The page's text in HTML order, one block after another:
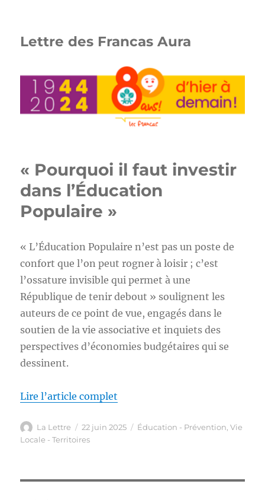
Lettre des Francas Aura
« Pourquoi il faut investir
dans l’Éducation
Populaire »
« L’Éducation Populaire n’est pas un poste de
confort que l’on peut rogner à loisir ; c’est
l’ossature invisible qui permet à une
République de tenir debout » soulignent les
auteurs de ce point de vue, engagés dans le
soutien de la vie associative et inquiets des
perspectives d’économies budgétaires qui se
dessinent.
Lire l’article complet
Auteur
La Lettre
Publié
le
22 juin 2025 Catégories
Éducation - Prévention ,Vie
Locale - Territoires